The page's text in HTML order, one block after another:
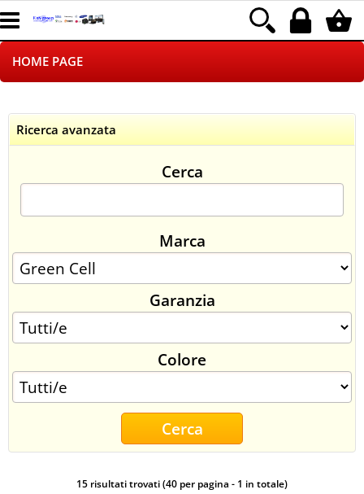
HOME PAGE
LOGISTICA
NEGOZI ON LINE
SINCRONIZZATI CON NOI
SPEDIZIONI
CONTATTI
Ricerca avanzata
Cerca
Marca
Garanzia
Colore
15 risultati trovati (40 per pagina - 1 in totale)